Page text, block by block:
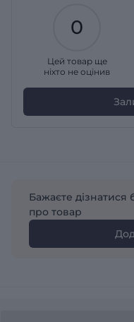
0
Цей товар ще
ніхто не оцінив
Бажаєте дізнатися
про товар